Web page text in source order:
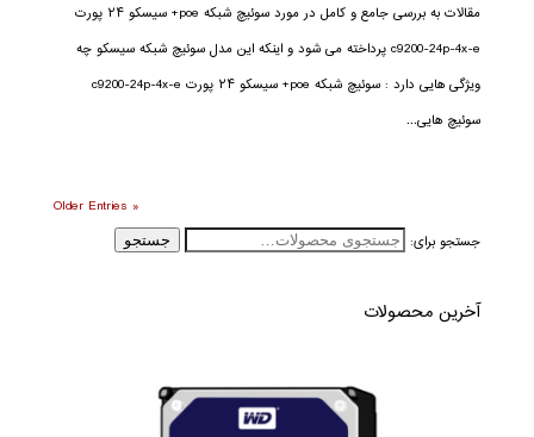
مقالات به بررسی جامع و کامل در مورد سوئیچ شبکه poe+ سیسکو ۲۴ پورت
c9200-24p-4x-e پرداخته می شود و اینکه این مدل سوئیچ شبکه سیسکو چه
ویژگی هایی دارد : سوئیچ شبکه poe+ سیسکو ۲۴ پورت c9200-24p-4x-e
سوئیچ هایی...
« Older Entries
جستجو برای:
جستجو
آخرین محصولات